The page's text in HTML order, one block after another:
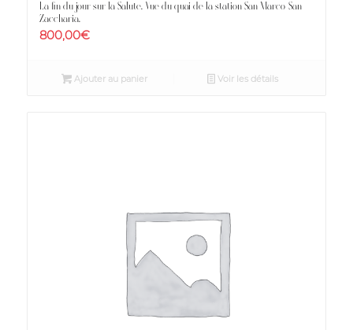
La fin du jour sur la Salute. Vue du quai de la station San Marco-San
Zaccharia.
800,00€
Ajouter au panier Voir les détails